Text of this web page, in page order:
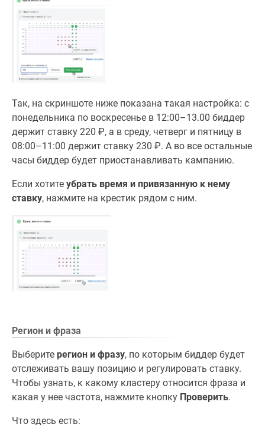
Так, на скриншоте ниже показана такая настройка: с
понедельника по воскресенье в 12:00–13.00 биддер
держит ставку 220 ₽, а в среду, четверг и пятницу в
08:00–11:00 держит ставку 230 ₽. А во все остальные
часы биддер будет приостанавливать кампанию.
Если хотите убрать время и привязанную к нему
ставку, нажмите на крестик рядом с ним.
Регион и фраза
Выберите регион и фразу, по которым биддер будет
отслеживать вашу позицию и регулировать ставку.
Чтобы узнать, к какому кластеру относится фраза и
какая у нее частота, нажмите кнопку Проверить.
Что здесь есть: